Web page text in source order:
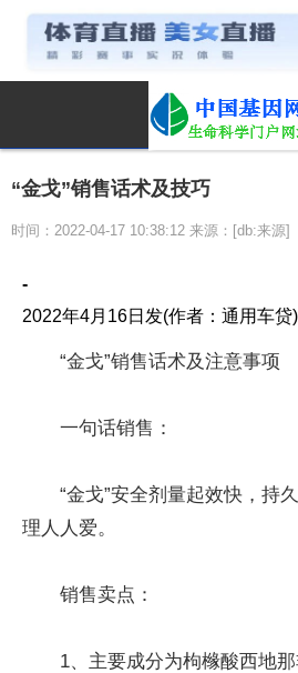
“金戈”销售话术及技巧
时间：2022-04-17 10:38:12 来源：[db:来源]
-
2022年4月16日发(作者：通用车贷)
“金戈”销售话术及注意事项
一句话销售：
“金戈”安全剂量起效快，持
理人人爱。
销售卖点：
1、主要成分为枸橼酸西地